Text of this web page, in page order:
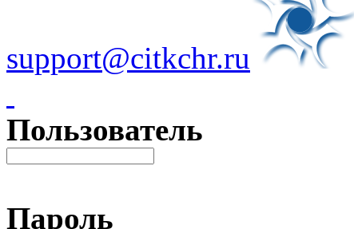
support@citkchr.ru
Пользователь
Пароль